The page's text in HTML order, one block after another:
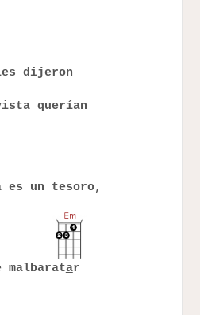
dijeron
querían
es un tesoro,
malbaratar